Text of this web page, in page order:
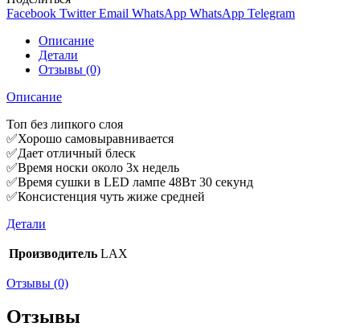
Facebook Twitter Email WhatsApp WhatsApp Telegram
Описание
Детали
Отзывы (0)
Описание
Топ без липкого слоя
✅Хорошо самовыравнивается
✅Дает отличный блеск
✅Время носки около 3х недель
✅Время сушки в LED лампе 48Вт 30 секунд
✅Консистенция чуть жиже средней
Детали
Производитель LAX
Отзывы (0)
Отзывы